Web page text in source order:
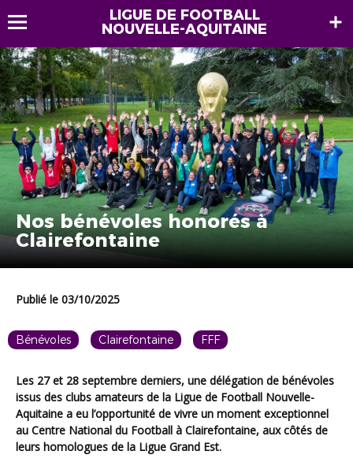
LIGUE DE FOOTBALL
NOUVELLE-AQUITAINE
Nos bénévoles honorés à
Clairefontaine
Publié le 03/10/2025
Bénévoles Clairefontaine FFF
Les 27 et 28 septembre derniers, une délégation de bénévoles
issus des clubs amateurs de la Ligue de Football Nouvelle-
Aquitaine a eu l’opportunité de vivre un moment exceptionnel
au Centre National du Football à Clairefontaine, aux côtés de
leurs homologues de la Ligue Grand Est.